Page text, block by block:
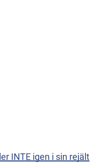
INTE igen i sin rejält